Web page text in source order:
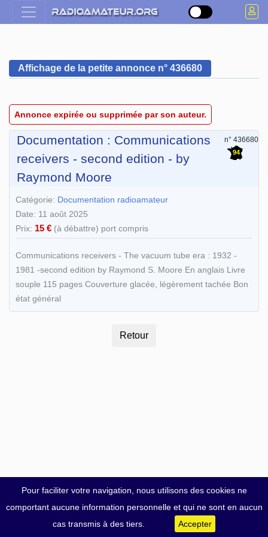
Pour faciliter votre navigation, nous utilisons des cookies ne
comportant aucune information personnelle et qui ne sont en aucun
cas transmis à des tiers.
Accepter
Affichage de la petite annonce n° 436680
Annonce expirée ou supprimée par son auteur.
Documentation : Communications
receivers - second edition - by
Raymond Moore
n° 436680
94
Catégorie: Documentation radioamateur
Date: 11 août 2025
Prix: 15 € (à débattre) port compris
Communications receivers - The vacuum tube era : 1932 -
1981 -second edition by Raymond S. Moore En anglais Livre
souple 115 pages Couverture glacée, légèrement tachée Bon
état général